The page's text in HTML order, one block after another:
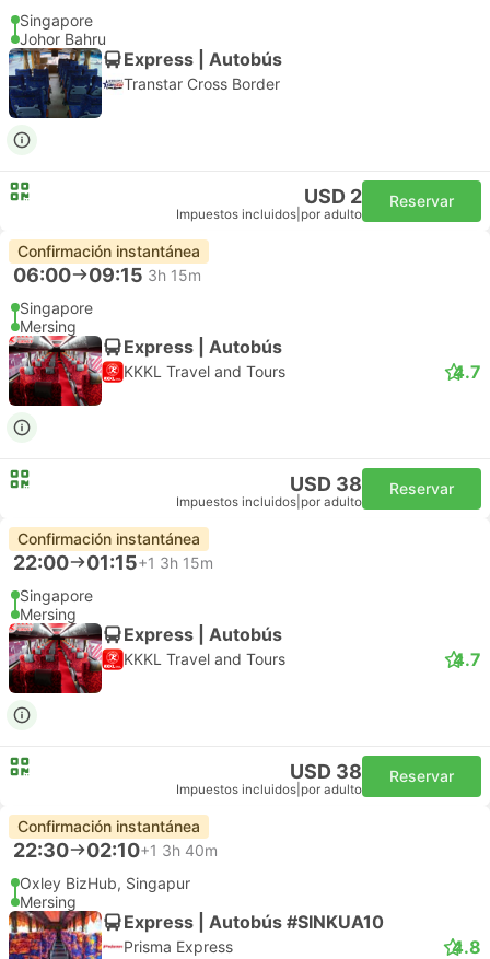
Singapore
Johor Bahru
Express | Autobús
Transtar Cross Border
USD 2
Impuestos incluidos por adulto
Reservar
Confirmación instantánea
06:00 09:15 3h 15m
Singapore
Mersing
Express | Autobús
KKKL Travel and Tours 4.7
USD 38
Impuestos incluidos por adulto
Reservar
Confirmación instantánea
22:00 01:15+1 3h 15m
Singapore
Mersing
Express | Autobús
KKKL Travel and Tours 4.7
USD 38
Impuestos incluidos por adulto
Reservar
Confirmación instantánea
22:30 02:10+1 3h 40m
Oxley BizHub, Singapur
Mersing
Express | Autobús #SINKUA10
Prisma Express 4.8